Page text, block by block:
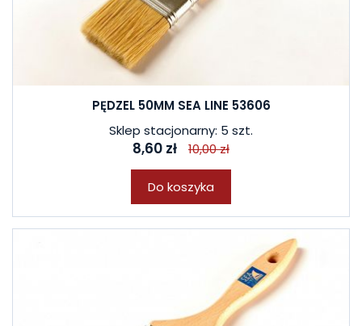
PĘDZEL 50MM SEA LINE 53606
Sklep stacjonarny: 5 szt.
8,60 zł 10,00 zł
Do koszyka